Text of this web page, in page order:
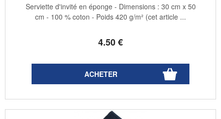
4.50€
Serviette d'invité en éponge - Dimensions : 30 cm x 50
cm - 100 % coton - Poids 420 g/m² (cet article ...